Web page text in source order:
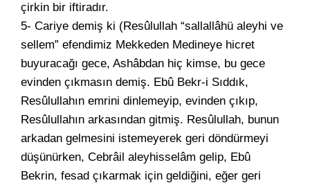
çirkin bir iftiradır.
5- Cariye demiş ki (Resûlullah “sallallâhü aleyhi ve
sellem” efendimiz Mekkeden Medineye hicret
buyuracağı gece, Ashâbdan hiç kimse, bu gece
evinden çıkmasın demiş. Ebû Bekr-i Sıddık,
Resûlullahın emrini dinlemeyip, evinden çıkıp,
Resûlullahın arkasından gitmiş. Resûlullah, bunun
arkadan gelmesini istemeyerek geri döndürmeyi
düşünürken, Cebrâil aleyhisselâm gelip, Ebû
Bekrin, fesad çıkarmak için geldiğini, eğer geri